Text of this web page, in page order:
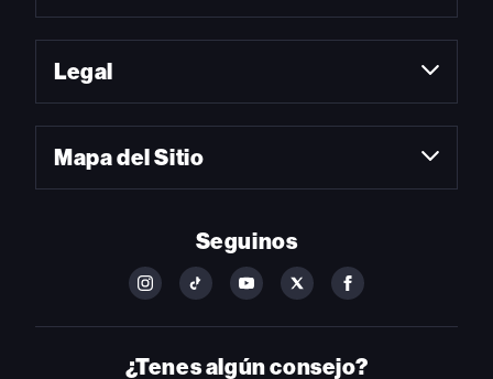
Legal
Mapa del Sitio
Seguinos
FOLLOW
ON
INSTAGRAM
FOLLOW
ON
YOUTUBE
FOLLOW
ON
YOUTUBE
FOLLOW
ON
FOLLOW
ON
FACEBOOK
¿Tenes algún consejo?